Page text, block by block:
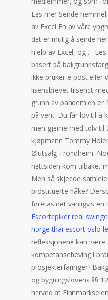
Les mer Sende
av Excel En av våre
det er mulig å sende
hjelp av Excel, og …
basert på
ikke bruker e-post eller
lisensbrevet tilsendt
grunn av pandemien er
på vent. Du får lov til å
men gjerne med tolv til
kjøpmann Tommy
Ølutsalg Trondheim.
nettsiden kom tilbake,
Men så skjedde
prostituerte nåke?
foretas det vanligvis
Escortepiker real
norge thai escort oslo
refleksjonene kan være
kompetanseheving i
prosjekterfaringer?
og bygningslovens §§
herved at